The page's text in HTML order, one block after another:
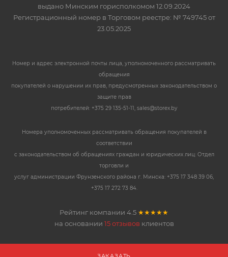
выдано Минским горисполкомом 12.09.2024
Регистрационный номер в Торговом реестре: № 749745 от
23.05.2025
Номер и адрес электронной почты лица, уполномоченного рассматривать
обращения
покупателей о нарушении их прав, предусмотренных законодательством о
защите прав
потребителей: +375 29 135-51-11, sales@storex.by
Номера уполномоченных рассматривать обращения покупателей в
соответствии
с законодательством об обращениях граждан и юридических лиц: Отдел
торговли и
услуг администрации Фрунзенского района г. Минска: +375 17 348 39 06,
+375 17 272 73 84.
Рейтинг компании 4.5 ★★★★★
на основании 15 отзывов клиентов